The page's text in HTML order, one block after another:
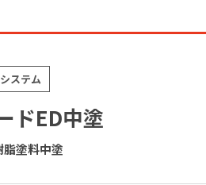
ステム
ドED中塗
塗料中塗